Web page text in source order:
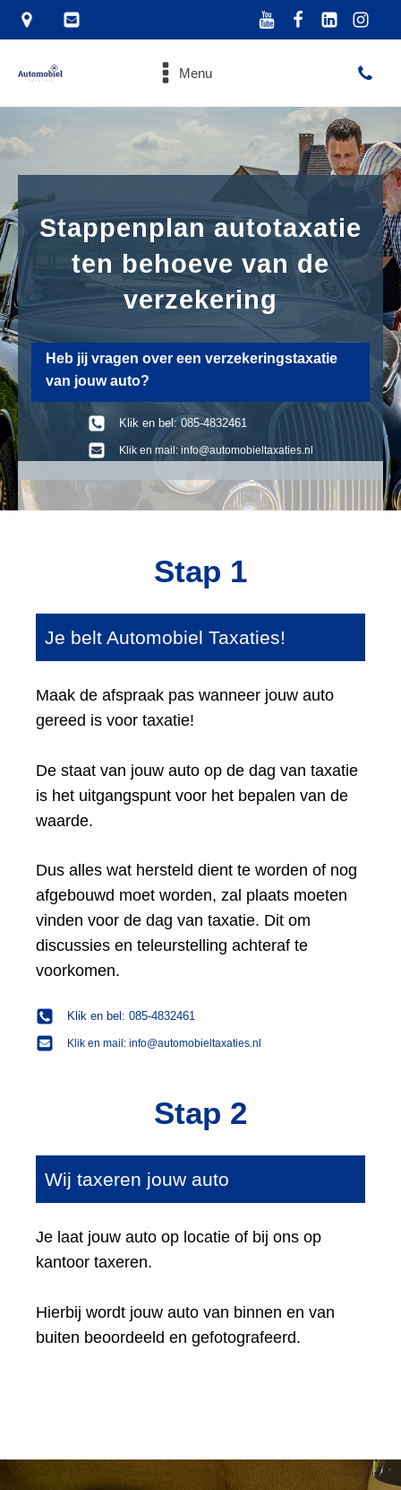
Menu
Stappenplan autotaxatie
ten behoeve van de
verzekering
Heb jij vragen over een verzekeringstaxatie
van jouw auto?
Klik en bel: 085-4832461
Klik en mail: info@automobieltaxaties.nl
Stap 1
Je belt Automobiel Taxaties!
Maak de afspraak pas wanneer jouw auto
gereed is voor taxatie!
De staat van jouw auto op de dag van taxatie
is het uitgangspunt voor het bepalen van de
waarde.
Dus alles wat hersteld dient te worden of nog
afgebouwd moet worden, zal plaats moeten
vinden voor de dag van taxatie. Dit om
discussies en teleurstelling achteraf te
voorkomen.
Klik en bel: 085-4832461
Klik en mail: info@automobieltaxaties.nl
Stap 2
Wij taxeren jouw auto
Je laat jouw auto op locatie of bij ons op
kantoor taxeren.
Hierbij wordt jouw auto van binnen en van
buiten beoordeeld en gefotografeerd.